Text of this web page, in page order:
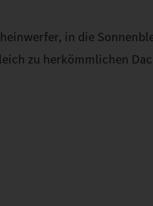
in die
zu herkömmlichen